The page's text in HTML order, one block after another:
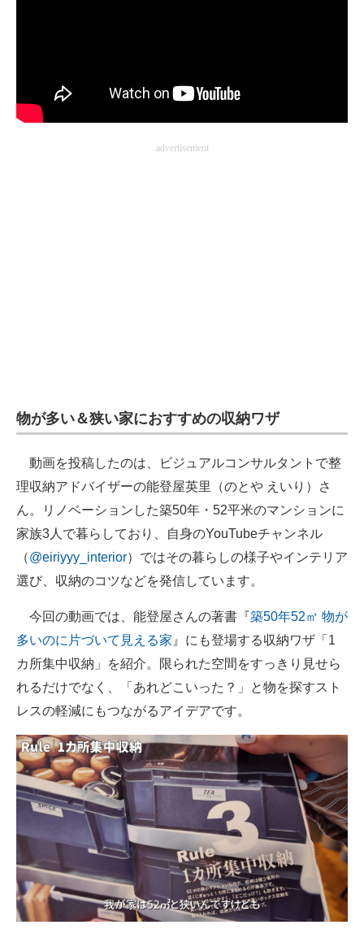
経営リーダーのコミュニティ
エネルギーの専門メディア
ちょっと気になるネットの話題
advertisement
物が多い＆狭い家におすすめの収納ワザ
動画を投稿したのは、ビジュアルコンサルタントで整
理収納アドバイザーの能登屋英里（のとや えいり）さ
ん。リノベーションした築50年・52平米のマンションに
家族3人で暮らしており、自身のYouTubeチャンネル
（@eiriyyy_interior）ではその暮らしの様子やインテリア
選び、収納のコツなどを発信しています。
今回の動画では、能登屋さんの著書『築50年52㎡ 物が
多いのに片づいて見える家 』にも登場する収納ワザ「1
カ所集中収納」を紹介。限られた空間をすっきり見せら
れるだけでなく、「あれどこいった？」と物を探すスト
レスの軽減にもつながるアイデアです。